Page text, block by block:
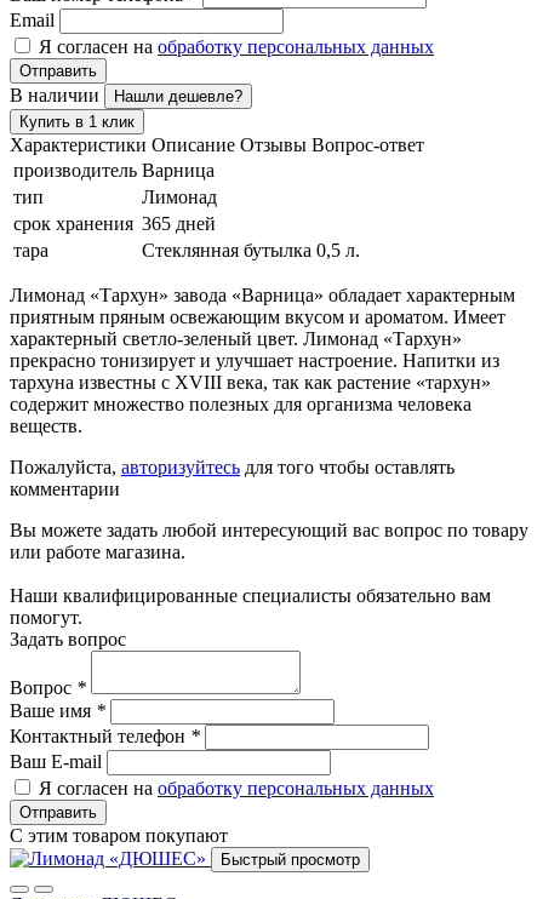
Email
Я согласен на обработку персональных данных
Отправить
В наличии
Нашли дешевле?
Купить в 1 клик
Характеристики Описание Отзывы Вопрос-ответ
производитель Варница
тип
Лимонад
срок хранения 365 дней
тара
Стеклянная бутылка 0,5 л.
Лимонад «Тархун» завода «Варница» обладает характерным
приятным пряным освежающим вкусом и ароматом. Имеет
характерный светло-зеленый цвет. Лимонад «Тархун»
прекрасно тонизирует и улучшает настроение. Напитки из
тархуна известны с ХVIII века, так как растение «тархун»
содержит множество полезных для организма человека
веществ.
Пожалуйста, авторизуйтесь для того чтобы оставлять
комментарии
Вы можете задать любой интересующий вас вопрос по товару
или работе магазина.
Наши квалифицированные специалисты обязательно вам
помогут.
Задать вопрос
Вопрос *
Ваше имя *
Контактный телефон *
Ваш E-mail
Я согласен на обработку персональных данных
Отправить
С этим товаром покупают
Быстрый просмотр